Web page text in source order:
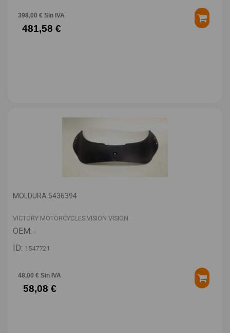
398,00 € Sin IVA
481,58 €
MOLDURA 5436394
VICTORY MOTORCYCLES VISION VISION
OEM: -
ID: 1547721
48,00 € Sin IVA
58,08 €